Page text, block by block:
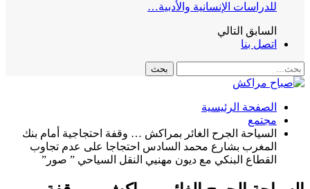
للدراسات الإنسانية والأدبية…
السابق التالي
اتصل بنا
الصفحة الرئيسية
مجتمع
السياحة الجرح الغائر بمراكش … وقفة احتجاجية أمام بنك
المغرب بشارع محمد السادس احتجاجا على عدم تجاوب
القطاع البنكي مع ديون مهنيي النقل السياحي ” صور”